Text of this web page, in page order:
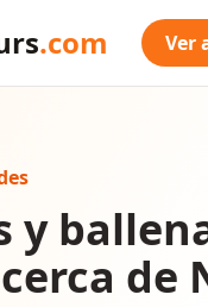
.com Ver
y
de